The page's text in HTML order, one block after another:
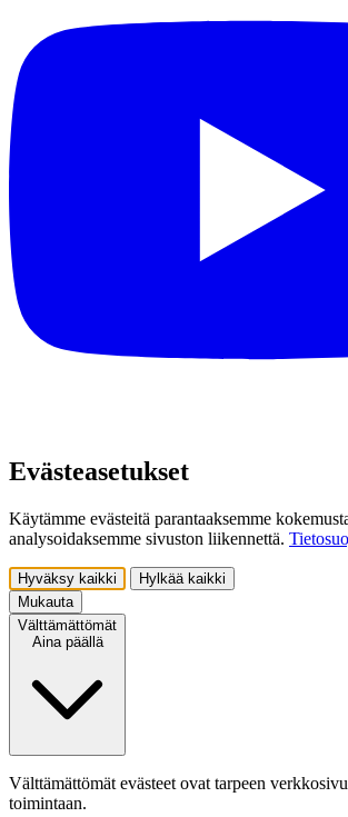
Evästeasetukset
Käytämme evästeitä parantaaksemme
analysoidaksemme sivuston liikennettä.
Hyväksy kaikki
Hylkää kaikki
Mukauta
Välttämättömät
Aina päällä
Välttämättömät evästeet ovat tarpeen
toimintaan.